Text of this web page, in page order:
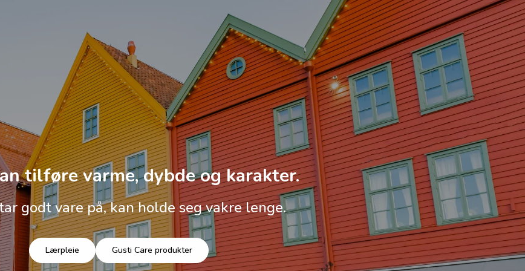
tilføre varme, dybde og karakter.
godt vare på, kan holde seg vakre lenge.
Lærpleie Gusti Care produkter